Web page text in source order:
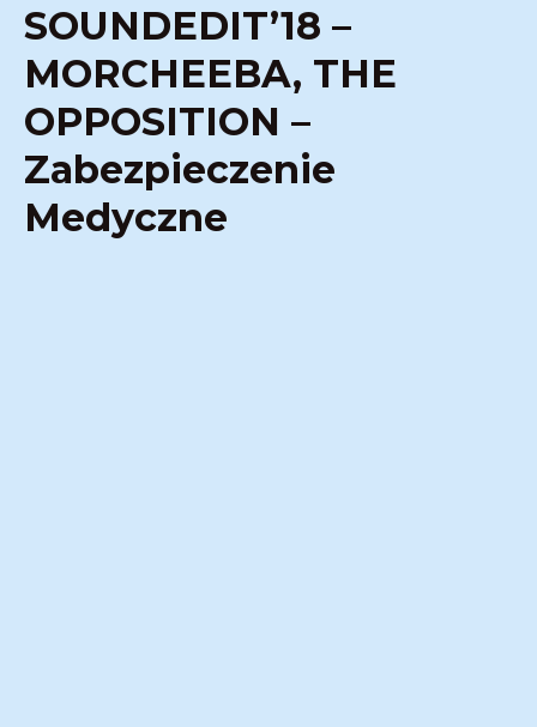
SOUNDEDIT’18 –
MORCHEEBA, THE
OPPOSITION –
Zabezpieczenie
Medyczne